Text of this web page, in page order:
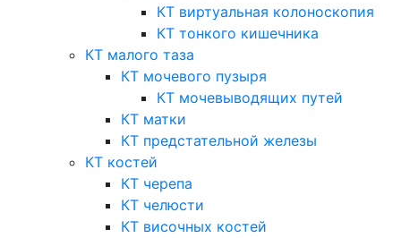
КТ виртуальная колоноскопия
КТ тонкого кишечника
КТ малого таза
КТ мочевого пузыря
КТ мочевыводящих путей
КТ матки
КТ предстательной железы
КТ костей
КТ черепа
КТ челюсти
КТ височных костей